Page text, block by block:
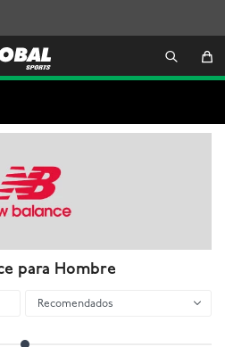
para Hombre
Recomendados